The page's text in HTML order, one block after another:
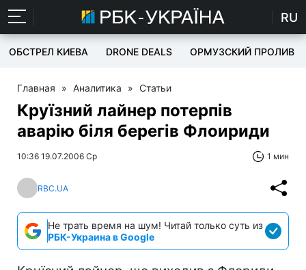
RU
ОБСТРЕЛ КИЕВА DRONE DEALS ОРМУЗСКИЙ ПРОЛИВ
Главная » Аналитика » Статьи
Круїзний лайнер потерпів
аварію біля берегів Флоириди
10:36 19.07.2006 Ср 1 мин
RBC.UA
Не трать время на шум! Читай только суть из
РБК-Украина в Google